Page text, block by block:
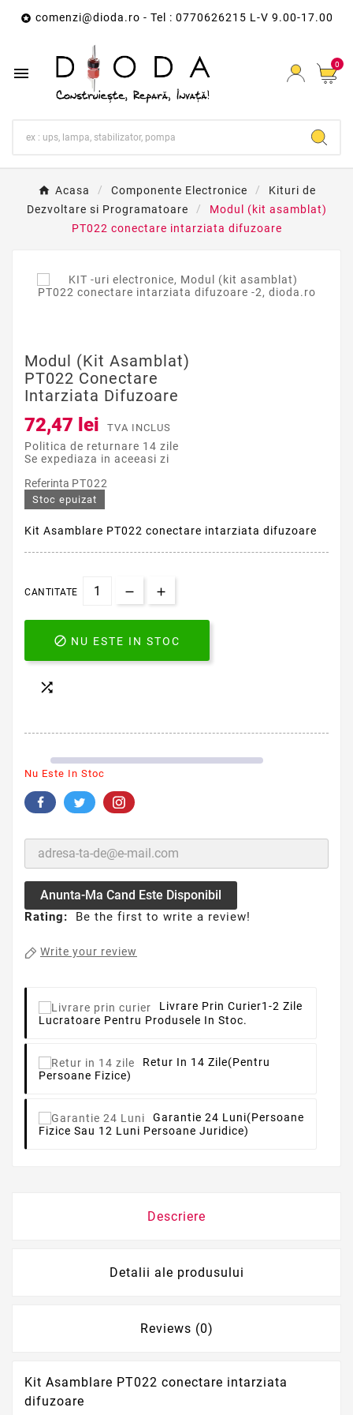
 comenzi@dioda.ro - Tel : 0770626215 L-V 9.00-17.00
 0
Acasa Componente Electronice
Kituri de
Dezvoltare si Programatoare
Modul (kit asamblat)
PT022 conectare intarziata difuzoare
Modul (kit Asamblat)
PT022 Conectare
Intarziata Difuzoare
72,47 lei TVA INCLUS
Politica de returnare 14 zile
Se expediaza in aceeasi zi
Referinta PT022
Stoc epuizat
Kit Asamblare PT022 conectare intarziata difuzoare
CANTITATE
 NU ESTE IN STOC

Nu Este In Stoc
Anunta-Ma Cand Este Disponibil
Rating: Be the first to write a review!
Write your review
Livrare Prin Curier1-2 Zile
Lucratoare Pentru Produsele In Stoc.
Retur In 14 Zile(pentru
Persoane Fizice)
Garantie 24 Luni(persoane
Fizice Sau 12 Luni Persoane Juridice)
Descriere
Detalii ale produsului
Reviews (0)
Kit Asamblare PT022 conectare intarziata
difuzoare